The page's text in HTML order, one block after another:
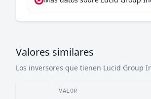
Valores similares
Los inversores que tienen Lucid Group
VALOR